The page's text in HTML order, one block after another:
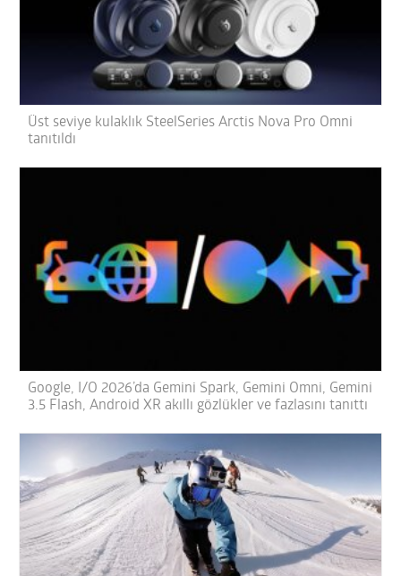
Üst seviye kulaklık SteelSeries Arctis Nova Pro Omni
tanıtıldı
Google, I/O 2026’da Gemini Spark, Gemini Omni, Gemini
3.5 Flash, Android XR akıllı gözlükler ve fazlasını tanıttı